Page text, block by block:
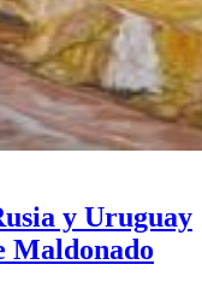
y Uruguay
Maldonado